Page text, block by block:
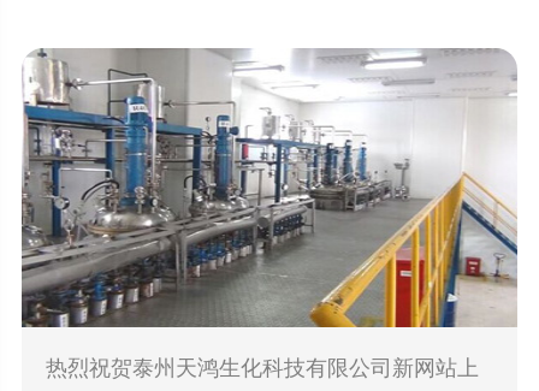
热烈祝贺泰州天鸿生化科技有限公司新网站上